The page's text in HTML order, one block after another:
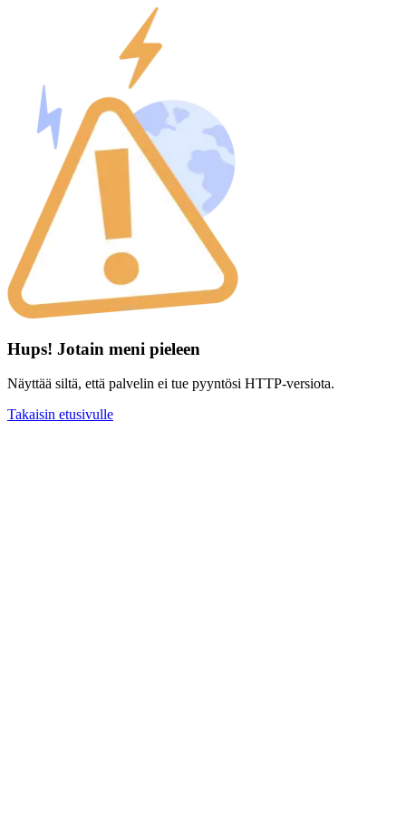
Hups! Jotain meni pieleen
Näyttää siltä, että palvelin ei tue pyyntösi HTTP-versiota.
Takaisin etusivulle